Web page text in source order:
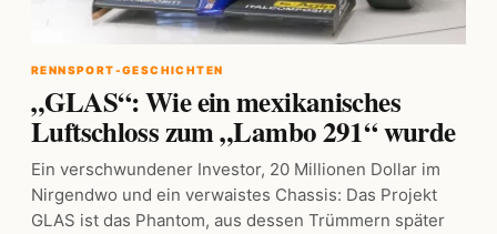
RENNSPORT-GESCHICHTEN
„GLAS“: Wie ein mexikanisches
Luftschloss zum „Lambo 291“ wurde
Ein verschwundener Investor, 20 Millionen Dollar im
Nirgendwo und ein verwaistes Chassis: Das Projekt
GLAS ist das Phantom, aus dessen Trümmern später